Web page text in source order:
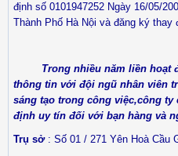
định số 0101947252 Ngày 16/05/
Thành Phố Hà Nội và đăng ký thay
Trong nhiều năm liền hoạt
thông tin với đội ngũ nhân viên
sáng tạo trong công việc,công
định uy tín đối với bạn hàng và
Trụ sở: Số 01 / 271 Yên Hoà Cầu